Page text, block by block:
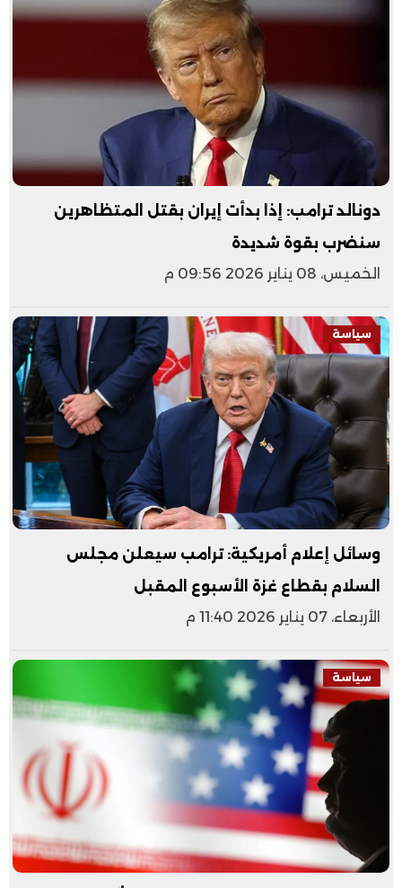
دونالد ترامب: إذا بدأت إيران بقتل المتظاهرين
سنضرب بقوة شديدة
الخميس، 08 يناير 2026 09:56 م
سياسة
وسائل إعلام أمريكية: ترامب سيعلن مجلس
السلام بقطاع غزة الأسبوع المقبل
الأربعاء، 07 يناير 2026 11:40 م
سياسة